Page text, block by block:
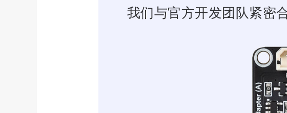
我们与官方开发团队紧密